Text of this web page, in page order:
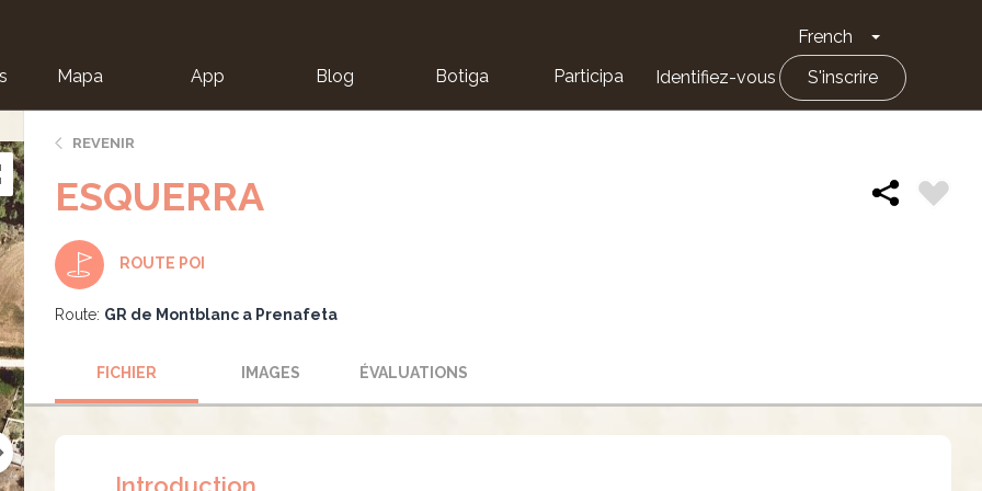
French Toggle
Mapa App Blog Botiga Participa Identifiez-vous S'inscrire
REVENIR
ESQUERRA
ROUTE POI
Route: GR de Montblanc a Prenafeta
FICHIER IMAGES ÉVALUATIONS